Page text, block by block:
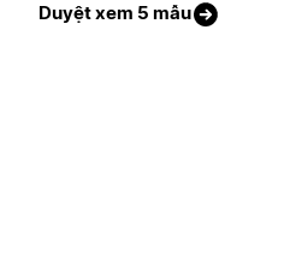
Duyệt xem 5 mẫu